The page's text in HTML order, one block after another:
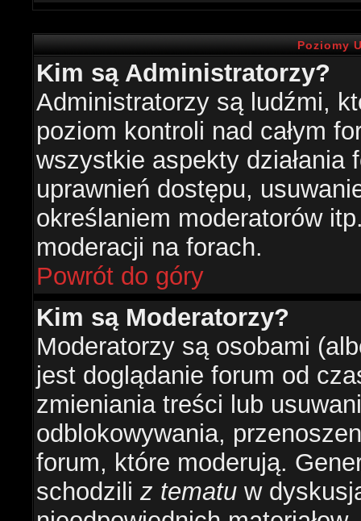
Poziomy
Kim są Administratorzy?
Administratorzy są ludźmi,
poziom kontroli nad całym
wszystkie aspekty działania
uprawnień dostępu,
określaniem moderatorów
moderacji na forach.
Powrót do góry
Kim są Moderatorzy?
Moderatorzy są osobami
jest doglądanie forum od
zmieniania treści lub
odblokowywania,
forum, które moderują.
schodzili z tematu w